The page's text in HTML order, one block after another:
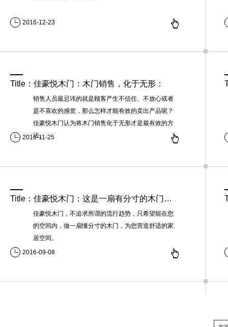
2016-12-23
Title：佳豪悦木门：木门销售，化于无形：
销售人员最忌讳的就是顾客产生不信任、不放心或者
是不喜欢的感觉，那么怎样才能有效的卖出产品呢？
佳豪悦木门认为将木门销售化于无形才是最有效的方
法。
2016-11-25
Title：佳豪悦木门：这是一扇有分寸的木门！：
佳豪悦木门，不追求所谓的流行趋势，只希望能在您
的空间内，做一扇懂分寸的木门，为您营造舒适的家
居空间。
2016-09-08